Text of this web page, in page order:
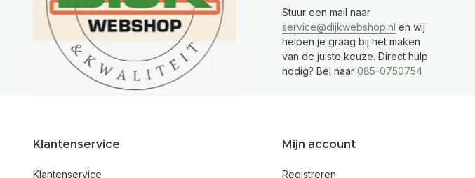
Stuur een mail naar
service@dijkwebshop.nl en wij
helpen je graag bij het maken
van de juiste keuze. Direct hulp
nodig? Bel naar 085-0750754
Klantenservice
Klantenservice
Mijn account
Registreren